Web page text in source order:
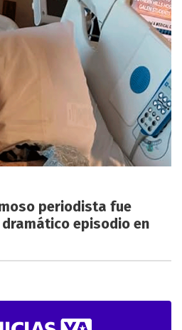
periodista fue
episodio en